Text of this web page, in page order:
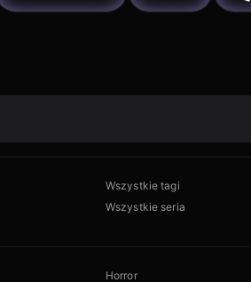
Wszystkie tagi
Wszystkie seria
Horror